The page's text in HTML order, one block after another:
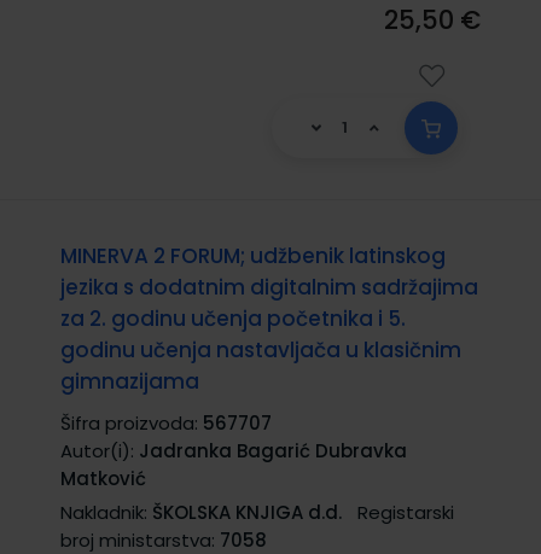
25,50 €
MINERVA 2 FORUM; udžbenik latinskog
jezika s dodatnim digitalnim sadržajima
za 2. godinu učenja početnika i 5.
godinu učenja nastavljača u klasičnim
gimnazijama
Šifra proizvoda: 567707
Autor(i): Jadranka Bagarić Dubravka
Matković
Nakladnik: ŠKOLSKA KNJIGA d.d.
Registarski
broj ministarstva: 7058